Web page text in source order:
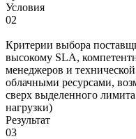
Условия
02
Критерии выбора
высокому SLA,
менеджеров и
облачными ресурсами,
сверх выделенного
нагрузки)
Результат
03